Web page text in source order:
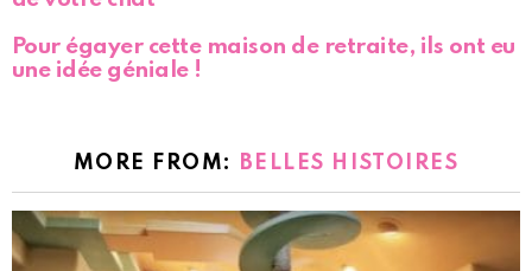
Pour égayer cette maison de retraite, ils ont eu
une idée géniale !
MORE FROM: BELLES HISTOIRES